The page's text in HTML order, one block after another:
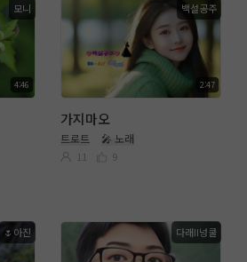
4:46
모니
2:47
백설공주
가지마오
트로트 🎤 노래
11 9
🌷아진 다래II넝쿨